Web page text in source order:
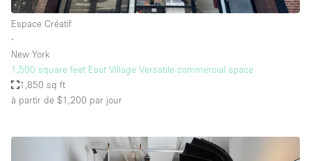
Espace Créatif
∙
New York
1,500 square feet East Village Versatile commercial space
1,850 sq ft
à partir de $1,200 par jour